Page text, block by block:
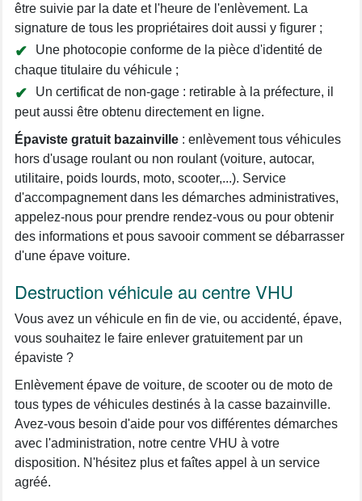
être suivie par la date et l'heure de l'enlèvement. La
signature de tous les propriétaires doit aussi y figurer ;
Une photocopie conforme de la pièce d'identité de
chaque titulaire du véhicule ;
Un certificat de non-gage : retirable à la préfecture, il
peut aussi être obtenu directement en ligne.
Épaviste gratuit bazainville : enlèvement tous véhicules
hors d'usage roulant ou non roulant (voiture, autocar,
utilitaire, poids lourds, moto, scooter,...). Service
d'accompagnement dans les démarches administratives,
appelez-nous pour prendre rendez-vous ou pour obtenir
des informations et pous savooir comment se débarrasser
d'une épave voiture.
Destruction véhicule au centre VHU
Vous avez un véhicule en fin de vie, ou accidenté, épave,
vous souhaitez le faire enlever gratuitement par un
épaviste ?
Enlèvement épave de voiture, de scooter ou de moto de
tous types de véhicules destinés à la casse bazainville.
Avez-vous besoin d'aide pour vos différentes démarches
avec l'administration, notre centre VHU à votre
disposition. N'hésitez plus et faîtes appel à un service
agréé.